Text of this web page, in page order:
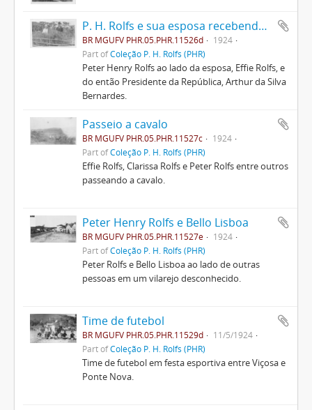
P. H. Rolfs e sua esposa recebendo Arthur Bernardes
BR MGUFV PHR.05.PHR.11526d
1924
Part ofColeção P. H. Rolfs (PHR)
Peter Henry Rolfs ao lado da esposa, Effie Rolfs, e
do então Presidente da República, Arthur da Silva
Bernardes.
Passeio a cavalo
BR MGUFV PHR.05.PHR.11527c
1924
Part ofColeção P. H. Rolfs (PHR)
Effie Rolfs, Clarissa Rolfs e Peter Rolfs entre outros
passeando a cavalo.
Peter Henry Rolfs e Bello Lisboa
BR MGUFV PHR.05.PHR.11527e
1924
Part ofColeção P. H. Rolfs (PHR)
Peter Rolfs e Bello Lisboa ao lado de outras
pessoas em um vilarejo desconhecido.
Time de futebol
BR MGUFV PHR.05.PHR.11529d
11/5/1924
Part ofColeção P. H. Rolfs (PHR)
Time de futebol em festa esportiva entre Viçosa e
Ponte Nova.